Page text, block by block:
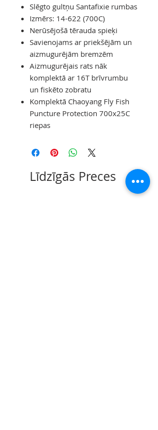
Slēgto gultņu Santafixie rumbas
Izmērs: 14-622 (700C)
Nerūsējošā tērauda spieķi
Savienojams ar priekšējām un
aizmugurējām bremzēm
Aizmugurējais rats nāk
komplektā ar 16T brīvrumbu
un fiskēto zobratu
Komplektā Chaoyang Fly Fish
Puncture Protection 700x25C
riepas
Līdzīgās Preces